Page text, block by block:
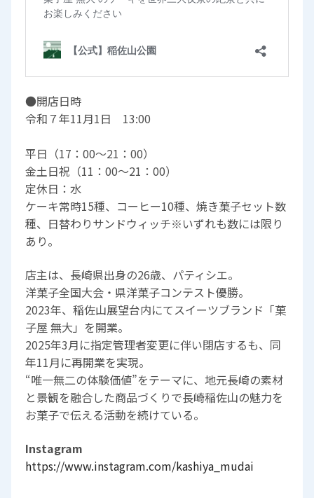
●開店日時
令和７年11月1日 13:00
平日（17：00～21：00）
金土日祝（11：00～21：00）
定休日：水
ケーキ常時15種、コーヒー10種、焼き菓子セット数
種、日替わりサンドウィッチ※いずれも数には限り
あり。
店主は、長崎県出身の26歳、パティシエ。
洋菓子全国大会・県洋菓子コンテスト優勝。
2023年、稲佐山展望台内にてスイーツブランド「菓
子屋 無大」を開業。
2025年3月に指定管理者変更に伴い閉店するも、同
年11月に再開業を実現。
“唯一無二の体験価値”をテーマに、地元長崎の素材
と景観を融合した商品づくりで長崎稲佐山の魅力を
お菓子で伝える活動を続けている。
Instagram
https://www.instagram.com/kashiya_mudai